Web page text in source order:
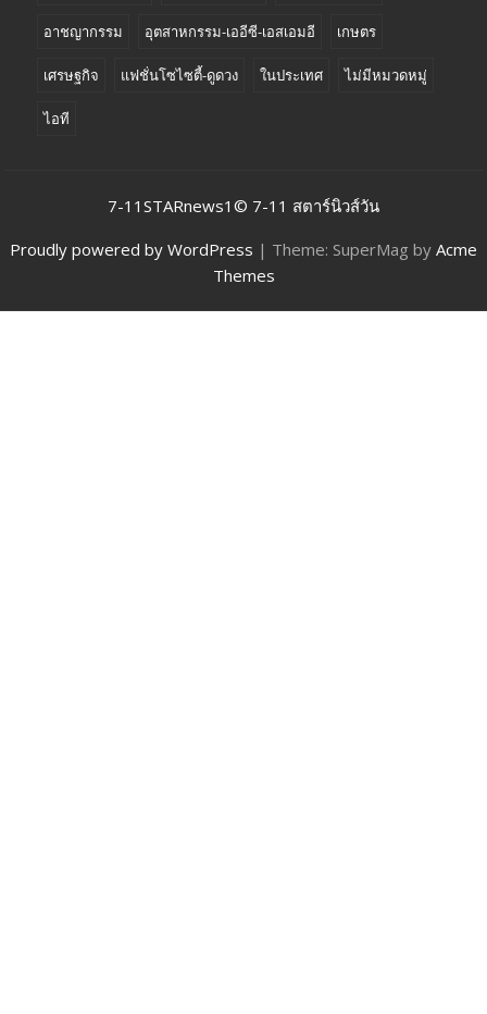
อาชญากรรม อุตสาหกรรม-เออีซี-เอสเอมอี เกษตร
เศรษฐกิจ แฟชั่นโซไซตี้-ดูดวง ในประเทศ ไม่มีหมวดหมู่
ไอที
7-11STARnews1© 7-11 สตาร์นิวส์วัน
Proudly powered by WordPress | Theme: SuperMag by Acme
Themes